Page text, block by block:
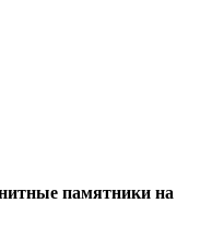
памятники на